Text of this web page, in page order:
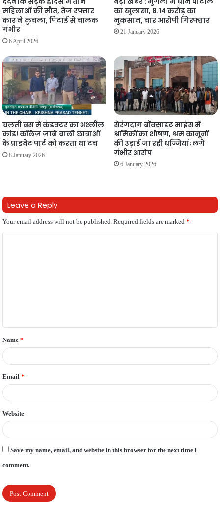
महिलाओं की मौत, तेज रफ्तार
कार ने कुचला, पिटाई से चालक
गंभीर
6 April 2026
का खुलासा, 8.14 करोड़ का
नुकसान, चार आरोपी गिरफ्तार
21 January 2026
चलती बस में कंडक्टर का अश्लील
कांड! कॉलेज जाने वाली छात्राओं
के प्राइवेट पार्ट को करता था टच
8 January 2026
सेरंगदाग बॉक्साइट माइंस में
श्रमिकों का शोषण, श्रम कानूनों
की उड़ाई जा रही धज्जियां; लगे
गंभीर आरोप
6 January 2026
Leave a Reply
Your email address will not be published. Required fields are marked *
t
*
Name *
Email *
Website
Save my name, email, and website in this browser for the next time I
comment.